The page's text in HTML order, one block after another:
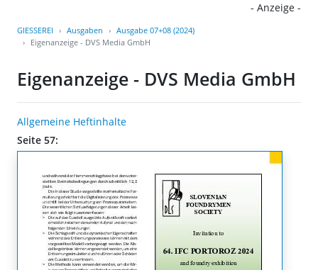
- Anzeige -
GIESSEREI Ausgaben
Ausgabe 07+08 (2024)
Eigenanzeige - DVS Media GmbH
Eigenanzeige - DVS Media GmbH
Allgemeine Heftinhalte
Seite 57: